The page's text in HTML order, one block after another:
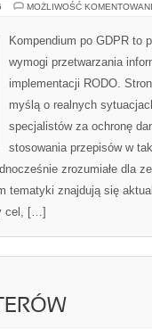
MOŻLIWOŚĆ
Kompendium po GDPR to
wymogi przetwarzania
implementacji RODO.
myślą o realnych
specjalistów za ochronę
stosowania przepisów w
zrozumiałe dla
tematyki znajdują się
cel, […]